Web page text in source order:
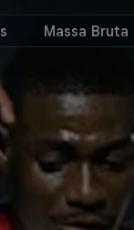
Massa Bruta